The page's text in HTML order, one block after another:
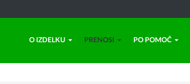
O IZDELKU PRENOSI PO POMOČ